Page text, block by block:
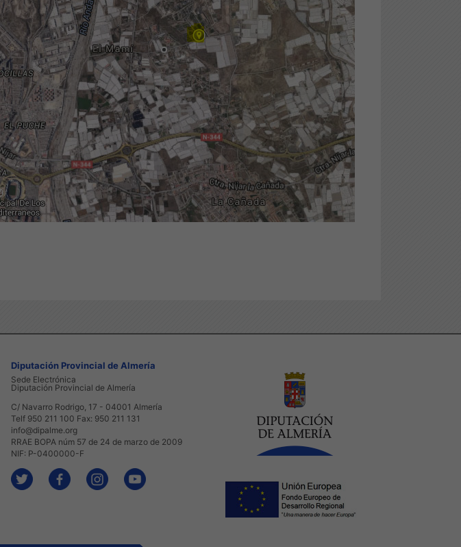
Diputación Provincial de Almería
Sede Electrónica
Diputación Provincial de Almería
C/ Navarro Rodrigo, 17 - 04001 Almería
Telf 950 211 100 Fax: 950 211 131
info@dipalme.org
RRAE BOPA núm 57 de 24 de marzo de 2009
NIF: P-0400000-F